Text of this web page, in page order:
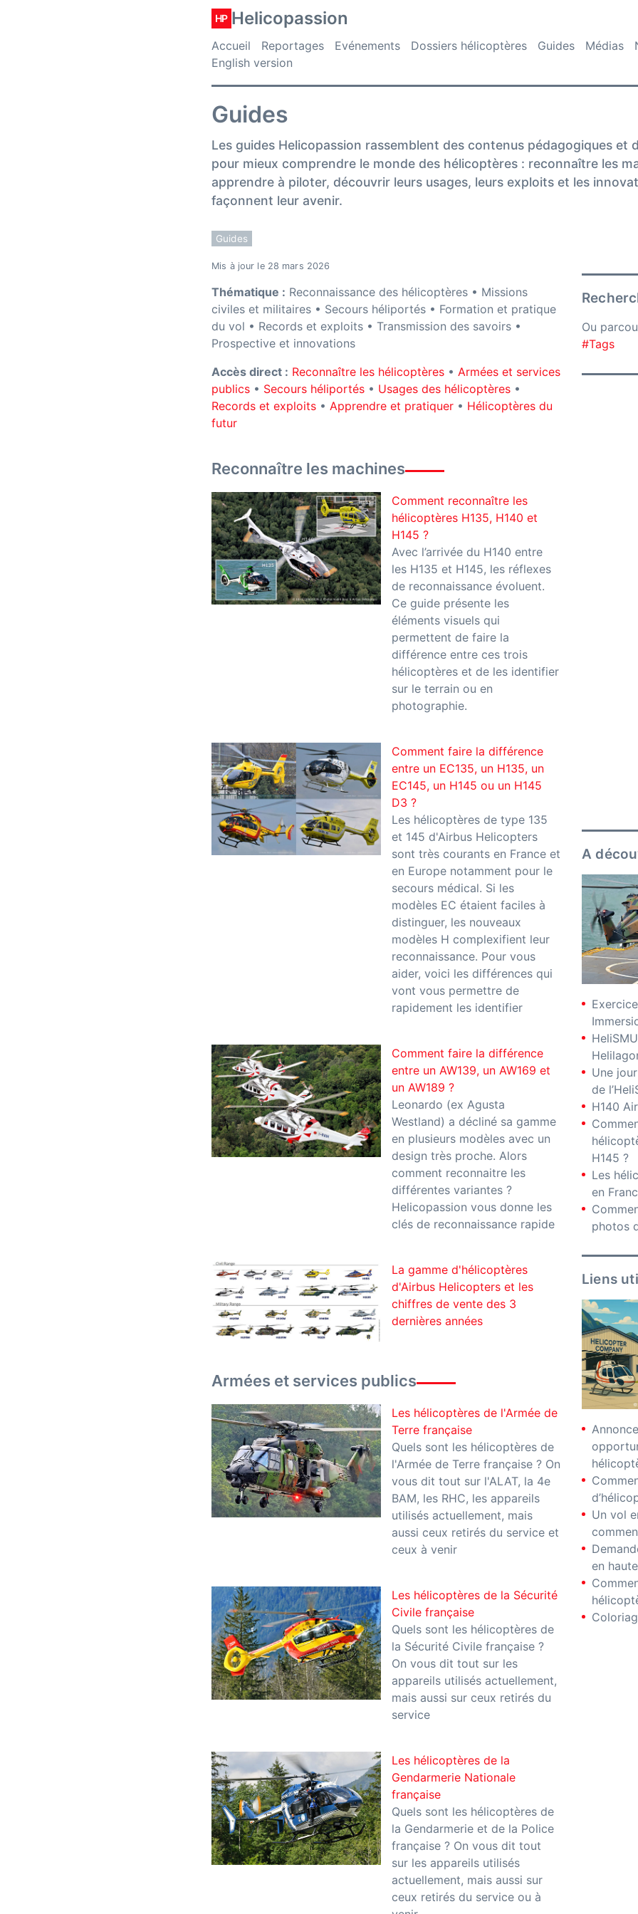
HP Helicopassion
Accueil Reportages Evénements Dossiers hélicoptères Guides Médias
English version
Guides
Les guides Helicopassion rassemblent des contenus pédagogiques et
pour mieux comprendre le monde des hélicoptères : reconnaître les
apprendre à piloter, découvrir leurs usages, leurs exploits et les
façonnent leur avenir.
Guides
Mis à jour le 28 mars 2026
Thématique : Reconnaissance des hélicoptères • Missions
civiles et militaires • Secours héliportés • Formation et pratique
du vol • Records et exploits • Transmission des savoirs •
Prospective et innovations
Accès direct : Reconnaître les hélicoptères • Armées et services
publics • Secours héliportés • Usages des hélicoptères •
Records et exploits • Apprendre et pratiquer • Hélicoptères du
futur
Reconnaître les machines
Comment reconnaître les
hélicoptères H135, H140 et
H145 ?
Avec l’arrivée du H140 entre
les H135 et H145, les réflexes
de reconnaissance évoluent.
Ce guide présente les
éléments visuels qui
permettent de faire la
différence entre ces trois
hélicoptères et de les identifier
sur le terrain ou en
photographie.
Comment faire la différence
entre un EC135, un H135, un
EC145, un H145 ou un H145
D3 ?
Les hélicoptères de type 135
et 145 d'Airbus Helicopters
sont très courants en France et
en Europe notamment pour le
secours médical. Si les
modèles EC étaient faciles à
distinguer, les nouveaux
modèles H complexifient leur
reconnaissance. Pour vous
aider, voici les différences qui
vont vous permettre de
rapidement les identifier
Comment faire la différence
entre un AW139, un AW169 et
un AW189 ?
Leonardo (ex Agusta
Westland) a décliné sa gamme
en plusieurs modèles avec un
design très proche. Alors
comment reconnaitre les
différentes variantes ?
Helicopassion vous donne les
clés de reconnaissance rapide
La gamme d'hélicoptères
d'Airbus Helicopters et les
chiffres de vente des 3
dernières années
Armées et services publics
Les hélicoptères de l'Armée de
Terre française
Quels sont les hélicoptères de
l'Armée de Terre française ? On
vous dit tout sur l'ALAT, la 4e
BAM, les RHC, les appareils
utilisés actuellement, mais
aussi ceux retirés du service et
ceux à venir
Les hélicoptères de la Sécurité
Civile française
Quels sont les hélicoptères de
la Sécurité Civile française ?
On vous dit tout sur les
appareils utilisés actuellement,
mais aussi sur ceux retirés du
service
Les hélicoptères de la
Gendarmerie Nationale
française
Quels sont les hélicoptères de
la Gendarmerie et de la Police
française ? On vous dit tout
sur les appareils utilisés
actuellement, mais aussi sur
ceux retirés du service ou à
Ou
#Tags
A
Une
de
H140
H145 ?
Les
en
photos
Liens
Un vol
en